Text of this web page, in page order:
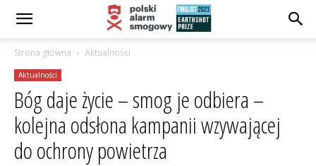
Strona główna Aktualności
Aktualności
Bóg daje życie – smog je odbiera –
kolejna odsłona kampanii wzywającej
do ochrony powietrza